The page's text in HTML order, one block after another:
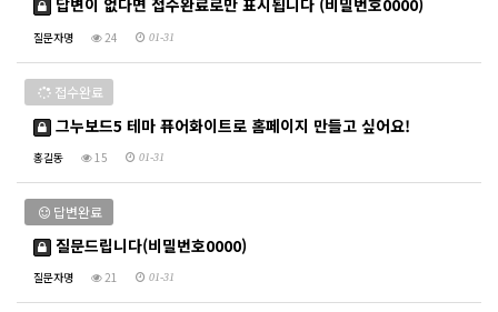
답변이 없다면 접수완료로만 표시됩니다 (비밀번호0000)
질문자명 24 01-31
접수완료
그누보드5 테마 퓨어화이트로 홈페이지 만들고 싶어요!
홍길동 15 01-31
답변완료
질문드립니다(비밀번호0000)
질문자명 21 01-31